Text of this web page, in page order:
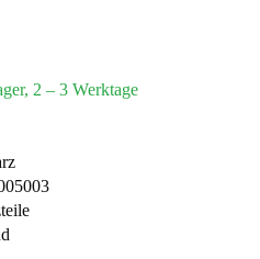
2 – 3 Werktage